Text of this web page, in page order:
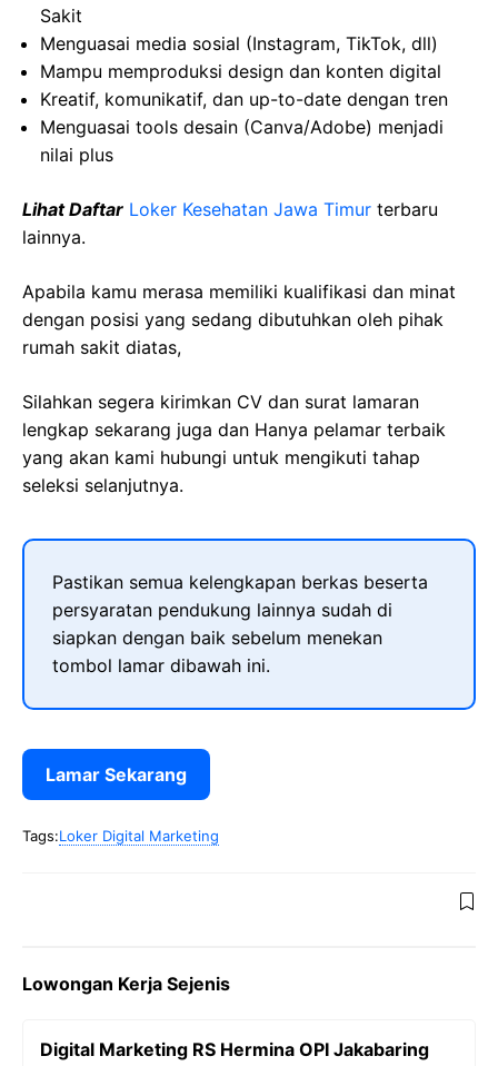
Sakit
Menguasai media sosial (Instagram, TikTok, dll)
Mampu memproduksi design dan konten digital
Kreatif, komunikatif, dan up-to-date dengan tren
Menguasai tools desain (Canva/Adobe) menjadi
nilai plus
Lihat Daftar Loker Kesehatan Jawa Timur terbaru
lainnya.
Apabila kamu merasa memiliki kualifikasi dan minat
dengan posisi yang sedang dibutuhkan oleh pihak
rumah sakit diatas,
Silahkan segera kirimkan CV dan surat lamaran
lengkap sekarang juga dan Hanya pelamar terbaik
yang akan kami hubungi untuk mengikuti tahap
seleksi selanjutnya.
Pastikan semua kelengkapan berkas beserta
persyaratan pendukung lainnya sudah di
siapkan dengan baik sebelum menekan
tombol lamar dibawah ini.
Lamar Sekarang
Tags:Loker Digital Marketing
Lowongan Kerja Sejenis
Digital Marketing RS Hermina OPI Jakabaring